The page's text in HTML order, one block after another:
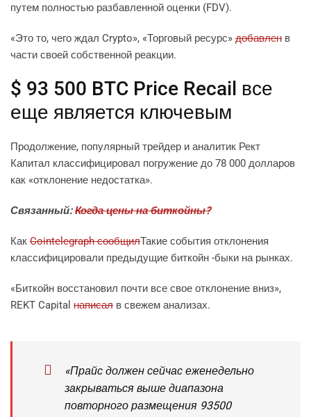
путем полностью разбавленной оценки (FDV).
«Это то, чего ждал Crypto», «Торговый ресурс» добавлен в
части своей собственной реакции.
$ 93 500 BTC Price Recail все
еще является ключевым
Продолжение, популярный трейдер и аналитик Рект
Капитал классифицировал погружение до 78 000 долларов
как «отклонение недостатка».
Связанный:Когда цены на биткойны?
Как Cointelegraph сообщилТакие события отклонения
классифицировали предыдущие биткойн -быки на рынках.
«Биткойн восстановил почти все свое отклонение вниз»,
REKT Capital написал в свежем анализах.
«Прайс должен сейчас еженедельно
закрываться выше диапазона
повторного размещения 93500